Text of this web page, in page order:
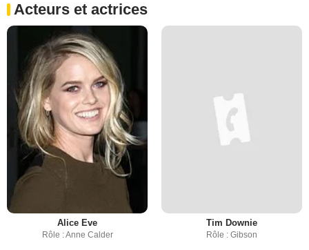
Acteurs et actrices
Alice Eve
Rôle : Anne Calder
Tim Downie
Rôle : Gibson